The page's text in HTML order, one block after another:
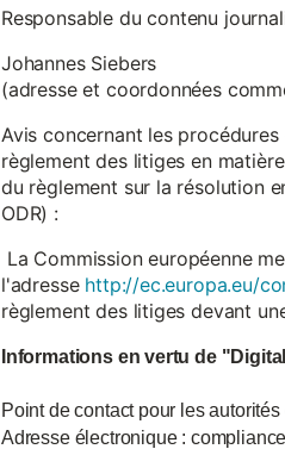
Responsable du contenu
Johannes Siebers
(adresse et coordonnées
Avis concernant les
règlement des litiges en
du règlement sur la résolution
ODR) :
La Commission européenne
l'adresse http://ec.europa.eu/
règlement des litiges devant
Informations en vertu de
Point de contact pour les
Adresse électronique :